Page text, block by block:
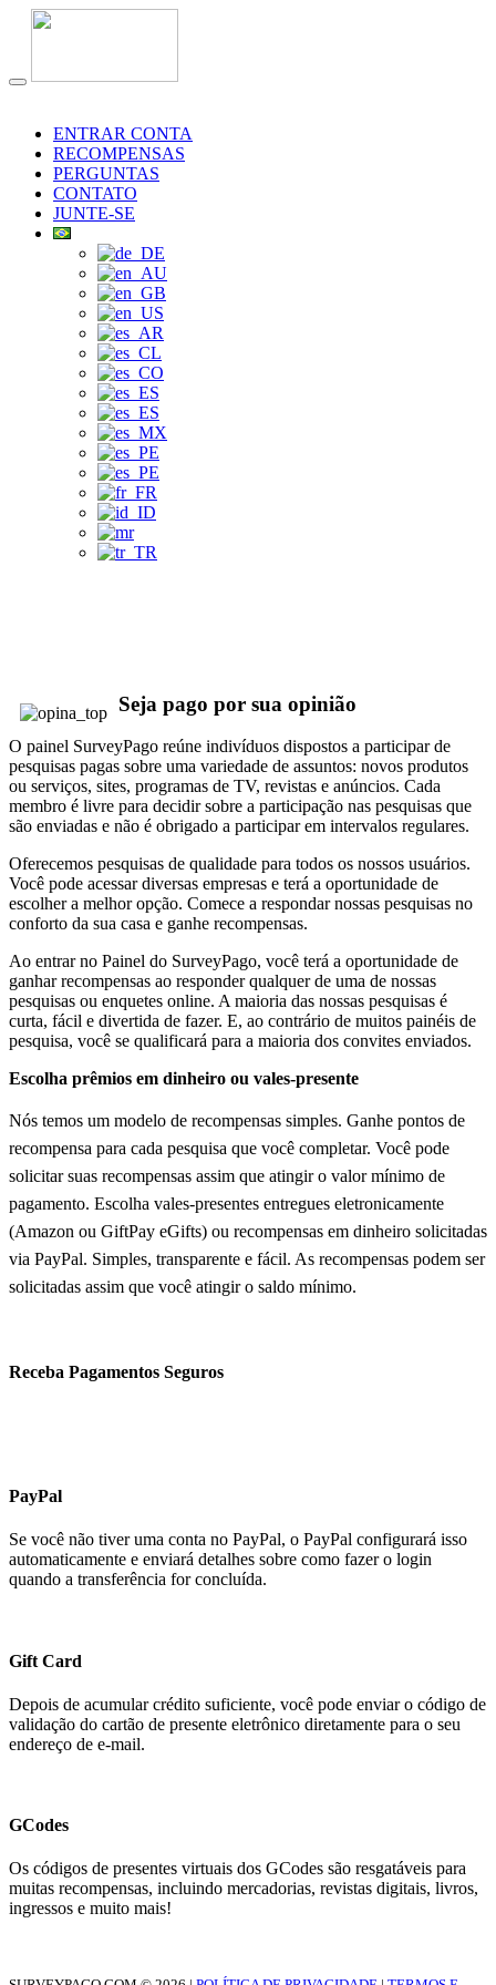
ENTRAR CONTA
RECOMPENSAS
PERGUNTAS
CONTATO
JUNTE-SE
Seja pago por sua opinião
O painel SurveyPago reúne indivíduos dispostos a participar de
pesquisas pagas sobre uma variedade de assuntos: novos produtos
ou serviços, sites, programas de TV, revistas e anúncios. Cada
membro é livre para decidir sobre a participação nas pesquisas que
são enviadas e não é obrigado a participar em intervalos regulares.
Oferecemos pesquisas de qualidade para todos os nossos usuários.
Você pode acessar diversas empresas e terá a oportunidade de
escolher a melhor opção. Comece a respondar nossas pesquisas no
conforto da sua casa e ganhe recompensas.
Ao entrar no Painel do SurveyPago, você terá a oportunidade de
ganhar recompensas ao responder qualquer de uma de nossas
pesquisas ou enquetes online. A maioria das nossas pesquisas é
curta, fácil e divertida de fazer. E, ao contrário de muitos painéis de
pesquisa, você se qualificará para a maioria dos convites enviados.
Escolha prêmios em dinheiro ou vales-presente
Nós temos um modelo de recompensas simples. Ganhe pontos de
recompensa para cada pesquisa que você completar. Você pode
solicitar suas recompensas assim que atingir o valor mínimo de
pagamento. Escolha vales-presentes entregues eletronicamente
(Amazon ou GiftPay eGifts) ou recompensas em dinheiro solicitadas
via PayPal. Simples, transparente e fácil. As recompensas podem ser
solicitadas assim que você atingir o saldo mínimo.
Receba Pagamentos Seguros
PayPal
Se você não tiver uma conta no PayPal, o PayPal configurará isso
automaticamente e enviará detalhes sobre como fazer o login
quando a transferência for concluída.
Gift Card
Depois de acumular crédito suficiente, você pode enviar o código de
validação do cartão de presente eletrônico diretamente para o seu
endereço de e-mail.
GCodes
Os códigos de presentes virtuais dos GCodes são resgatáveis ​​para
muitas recompensas, incluindo mercadorias, revistas digitais, livros,
ingressos e muito mais!